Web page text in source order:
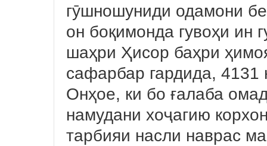
гӯшношуниди одамони
он боқимонда гувоҳи ин
шаҳри Ҳисор баҳри
сафарбар гардида, 4131
Онҳое, ки бо ғалаба
намудани хоҷагию
тарбияи насли наврас